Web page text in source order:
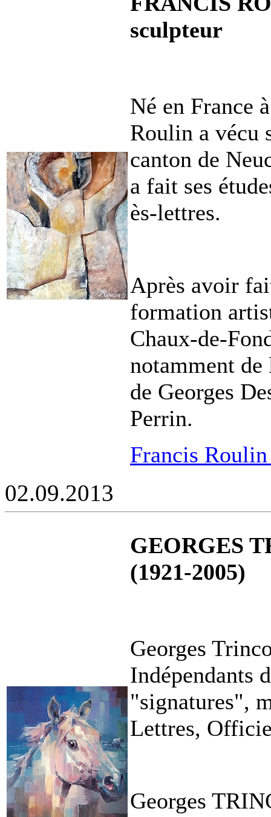
sculpteur
Né en France
Roulin a vécu
canton de
a fait ses
ès-lettres.
Après avoir
formation
Chaux-de-
notamment de
de Georges
Perrin.
Francis
02.09.2013
GEORGES
(1921-2005)
Georges
Indépendants
"signatures",
Lettres,
Georges